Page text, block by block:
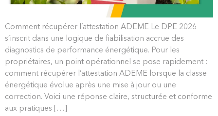
Comment récupérer l’attestation ADEME Le DPE 2026
s’inscrit dans une logique de fiabilisation accrue des
diagnostics de performance énergétique. Pour les
propriétaires, un point opérationnel se pose rapidement :
comment récupérer l’attestation ADEME lorsque la classe
énergétique évolue après une mise à jour ou une
correction. Voici une réponse claire, structurée et conforme
aux pratiques […]